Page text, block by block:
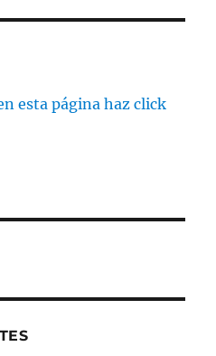
esta página haz click